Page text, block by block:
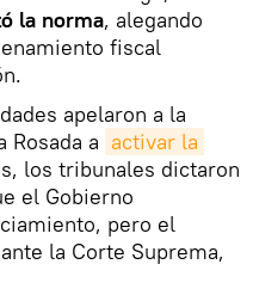
la norma, alegando
fiscal
apelaron a la
Rosada a activar la
los tribunales dictaron
el Gobierno
pero el
la Corte Suprema,